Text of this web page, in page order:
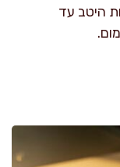
היטב עד